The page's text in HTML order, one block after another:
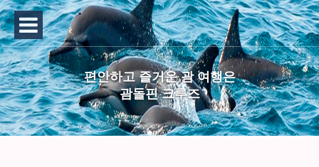
편안하고 즐거운 괌 여행은
괌돌핀 크루즈